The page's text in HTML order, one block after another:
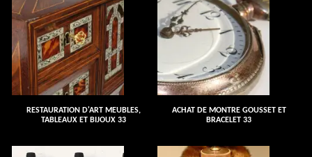
RESTAURATION D'ART MEUBLES,
TABLEAUX ET BIJOUX 33
ACHAT DE MONTRE GOUSSET ET
BRACELET 33